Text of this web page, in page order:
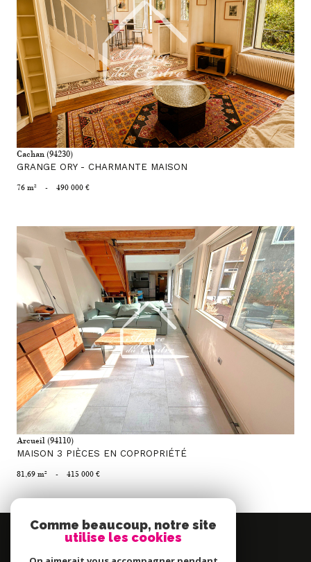
voir le bien
Cachan (94230)
GRANGE ORY - CHARMANTE MAISON
76 m² - 490 000 €
voir le bien
Arcueil (94110)
MAISON 3 PIÈCES EN COPROPRIÉTÉ
81,69 m² - 415 000 €
Se
Comme beaucoup, notre site
utilise les cookies